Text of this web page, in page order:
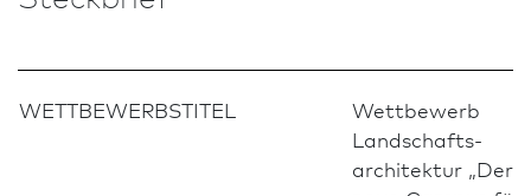
WETTBEWERBSTITEL
Wettbewerb
Land­schafts­
architektur „Der